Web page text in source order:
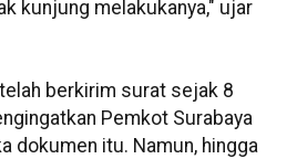
kunjung melakukanya," ujar
berkirim surat sejak 8
Pemkot Surabaya
dokumen itu. Namun, hingga